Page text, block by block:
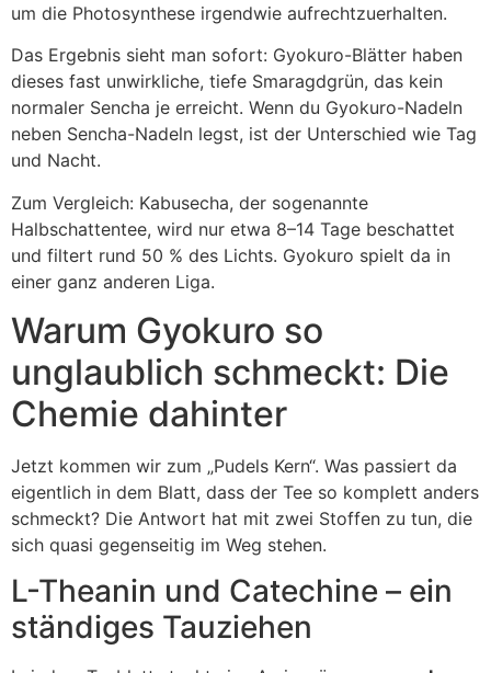
um die Photosynthese irgendwie aufrechtzuerhalten.
Das Ergebnis sieht man sofort: Gyokuro-Blätter haben
dieses fast unwirkliche, tiefe Smaragdgrün, das kein
normaler Sencha je erreicht. Wenn du Gyokuro-Nadeln
neben Sencha-Nadeln legst, ist der Unterschied wie Tag
und Nacht.
Zum Vergleich: Kabusecha, der sogenannte
Halbschattentee, wird nur etwa 8–14 Tage beschattet
und filtert rund 50 % des Lichts. Gyokuro spielt da in
einer ganz anderen Liga.
Warum Gyokuro so
unglaublich schmeckt: Die
Chemie dahinter
Jetzt kommen wir zum „Pudels Kern“. Was passiert da
eigentlich in dem Blatt, dass der Tee so komplett anders
schmeckt? Die Antwort hat mit zwei Stoffen zu tun, die
sich quasi gegenseitig im Weg stehen.
L-Theanin und Catechine – ein
ständiges Tauziehen